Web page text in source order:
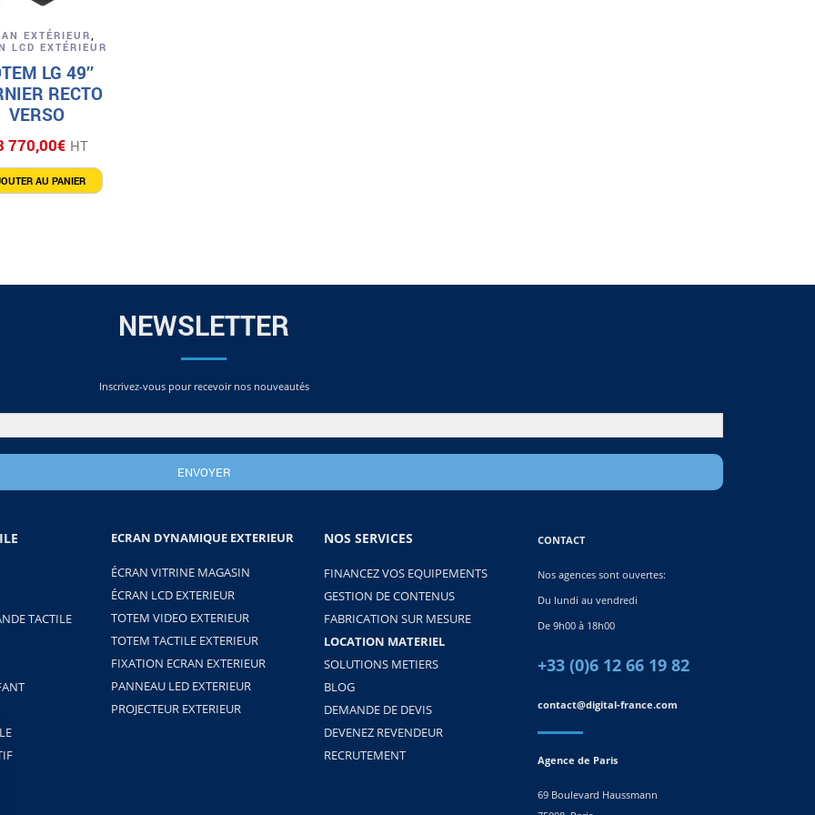
Aperçu
EXTÉRIEUR,
LCD EXTÉRIEUR
LG 49’’
RECTO
VERSO
770,00€ HT
AU PANIER
NEWSLETTER
Inscrivez-vous pour recevoir nos nouveautés
TACTILE
ECRAN DYNAMIQUE EXTERIEUR
ÉCRAN VITRINE MAGASIN
ÉCRAN LCD EXTERIEUR
TOTEM VIDEO EXTERIEUR
TOTEM TACTILE EXTERIEUR
FIXATION ECRAN EXTERIEUR
PANNEAU LED EXTERIEUR
PROJECTEUR EXTERIEUR
NOS SERVICES
FINANCEZ VOS EQUIPEMENTS
GESTION DE CONTENUS
FABRICATION SUR MESURE
LOCATION MATERIEL
SOLUTIONS METIERS
BLOG
DEMANDE DE DEVIS
DEVENEZ REVENDEUR
RECRUTEMENT
CONTACT
Nos agences sont ouvertes:
Du lundi au vendredi
De 9h00 à 18h00
+33 (0)6 12 66 19 82
contact@digital-france.com
Agence de Paris
69 Boulevard Haussmann